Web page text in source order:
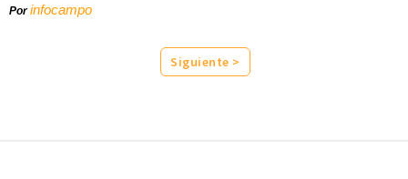
Porinfocampo
Siguiente >